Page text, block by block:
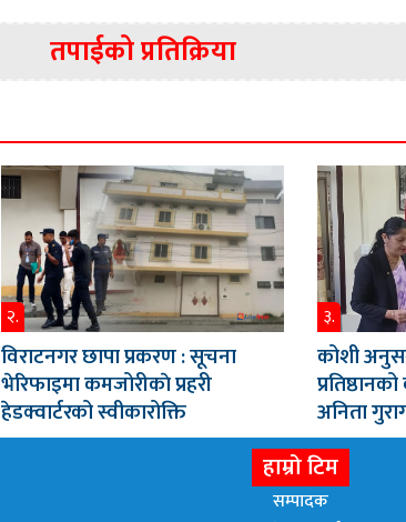
तपाईको प्रतिक्रिया
२.
विराटनगर छापा प्रकरण : सूचना
भेरिफाइमा कमजोरीकाे प्रहरी
हेडक्वार्टरको स्वीकारोक्ति
३.
कोशी
अनिता
हाम्रो टिम
सम्पादक